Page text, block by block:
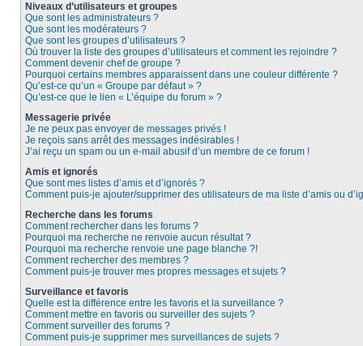
Niveaux d’utilisateurs et groupes
Que sont les administrateurs ?
Que sont les modérateurs ?
Que sont les groupes d’utilisateurs ?
Où trouver la liste des groupes d’utilisateurs et comment les rejoindre ?
Comment devenir chef de groupe ?
Pourquoi certains membres apparaissent dans une couleur différente ?
Qu’est-ce qu’un « Groupe par défaut » ?
Qu’est-ce que le lien « L’équipe du forum » ?
Messagerie privée
Je ne peux pas envoyer de messages privés !
Je reçois sans arrêt des messages indésirables !
J’ai reçu un spam ou un e-mail abusif d’un membre de ce forum !
Amis et ignorés
Que sont mes listes d’amis et d’ignorés ?
Comment puis-je ajouter/supprimer des utilisateurs de ma liste d’amis ou
Recherche dans les forums
Comment rechercher dans les forums ?
Pourquoi ma recherche ne renvoie aucun résultat ?
Pourquoi ma recherche renvoie une page blanche ?!
Comment rechercher des membres ?
Comment puis-je trouver mes propres messages et sujets ?
Surveillance et favoris
Quelle est la différence entre les favoris et la surveillance ?
Comment mettre en favoris ou surveiller des sujets ?
Comment surveiller des forums ?
Comment puis-je supprimer mes surveillances de sujets ?